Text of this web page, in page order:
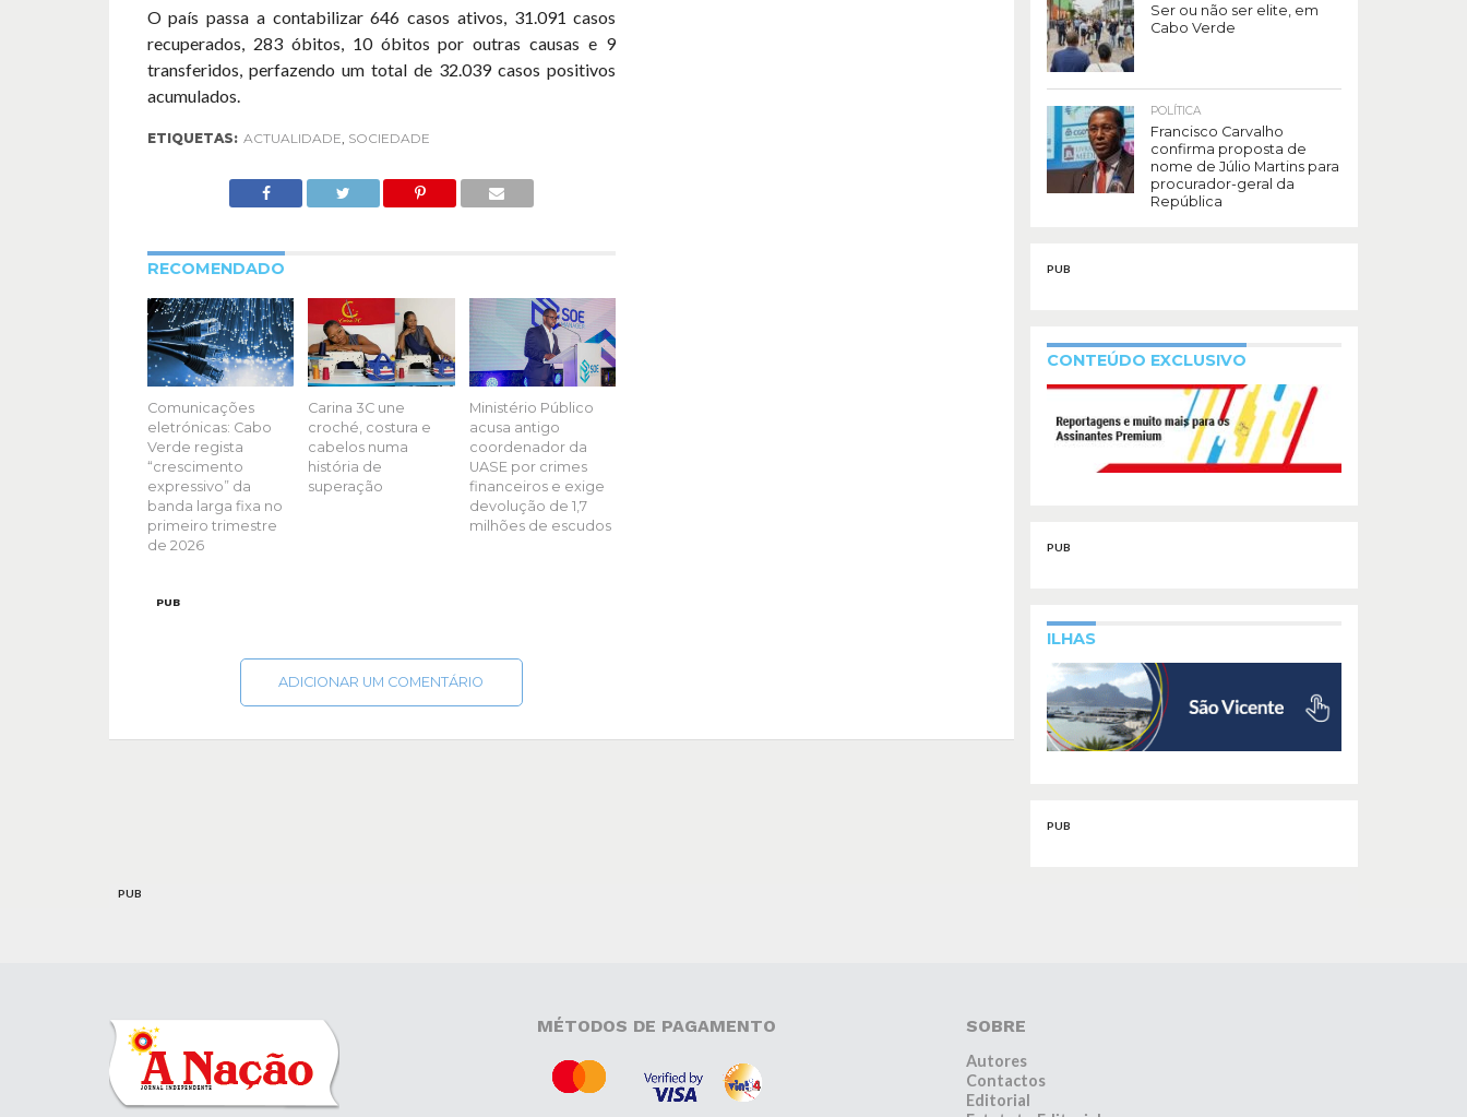
O país passa a contabilizar 646 casos ativos, 31.091 casos
recuperados, 283 óbitos, 10 óbitos por outras causas e 9
transferidos, perfazendo um total de 32.039 casos positivos
acumulados.
ETIQUETAS: ACTUALIDADE, SOCIEDADE
RECOMENDADO
Comunicações
eletrónicas: Cabo
Verde regista
“crescimento
expressivo” da
banda larga fixa no
primeiro trimestre
de 2026
Carina 3C une
croché, costura e
cabelos numa
história de
superação
Ministério Público
acusa antigo
coordenador da
UASE por crimes
financeiros e exige
devolução de 1,7
milhões de escudos
PUB
ADICIONAR UM COMENTÁRIO
Ser ou não ser elite, em
Cabo Verde
POLÍTICA
Francisco Carvalho
confirma proposta de
nome de Júlio Martins para
procurador-geral da
República
PUB
CONTEÚDO EXCLUSIVO
PUB
ILHAS
PUB
PUB
MÉTODOS DE PAGAMENTO SOBRE
Autores
Contactos
Editorial